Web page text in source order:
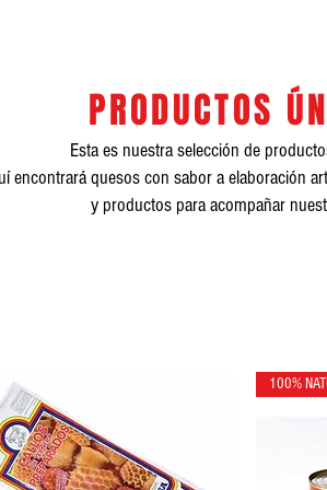
PRODUCTOS
Esta es nuestra selección de
encontrará quesos con sabor a elaboración
y productos para acompañar
100%